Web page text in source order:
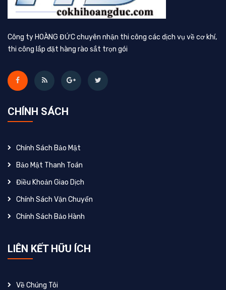
Công ty HOÀNG ĐỨC chuyên nhận thi công các dịch vụ về cơ khí,
thi công lắp đặt hàng rào sắt trọn gói
CHÍNH SÁCH
Chính Sách Bảo Mật
Bảo Mật Thanh Toán
Điều Khoản Giao Dịch
Chính Sách Vận Chuyển
Chính Sách Bảo Hành
LIÊN KẾT HỮU ÍCH
Về Chúng Tôi